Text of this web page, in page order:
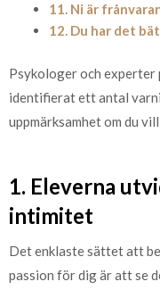
11. Ni är
12. Du har det
Psykologer och
identifierat ett antal
uppmärksamhet om du
1. Eleverna
intimitet
Det enklaste sättet att
passion för dig är att se